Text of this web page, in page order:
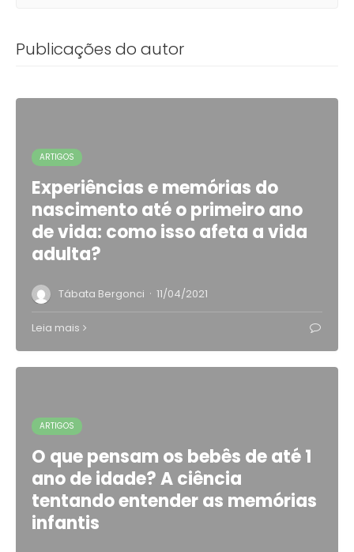
Publicações do autor
ARTIGOS
Experiências e memórias do
nascimento até o primeiro ano
de vida: como isso afeta a vida
adulta?
Tábata Bergonci · 11/04/2021
Leia mais
ARTIGOS
O que pensam os bebês de até 1
ano de idade? A ciência
tentando entender as memórias
infantis